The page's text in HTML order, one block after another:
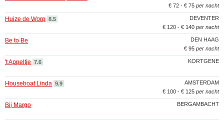
€ 72 - € 75 per nacht
DEVENTER
Huize de Worp 8.5
€ 120 - € 140 per nacht
DEN HAAG
Be to Be
€ 95 per nacht
KORTGENE
't Appeltje 7.6
AMSTERDAM
Houseboat Linda 9.9
€ 100 - € 125 per nacht
BERGAMBACHT
Bij Margo